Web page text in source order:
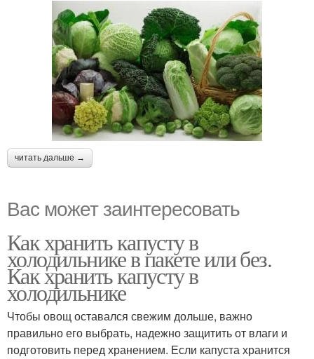
читать дальше →
Вас может заинтересовать
Как хранить капусту в
холодильнике в пакете или без.
Как хранить капусту в
холодильнике
Чтобы овощ оставался свежим дольше, важно
правильно его выбрать, надежно защитить от влаги и
подготовить перед хранением. Если капуста хранится